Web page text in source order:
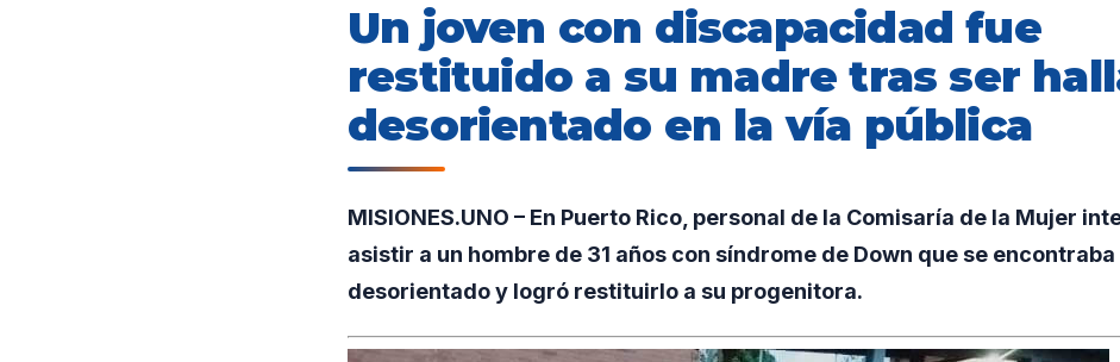
Un joven con discapacidad fue
restituido a su madre tras ser
desorientado en la vía pública
MISIONES.UNO – En Puerto Rico, personal de la Comisaría de la Mujer
asistir a un hombre de 31 años con síndrome de Down que se encontraba
desorientado y logró restituirlo a su progenitora.